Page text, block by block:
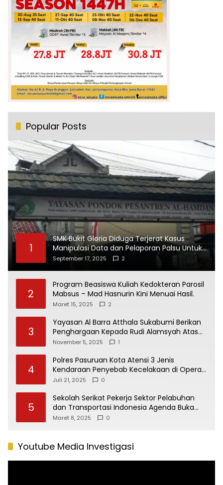
Popular Posts
1
SMK Bukit Gloria Diduga Terjerat Kasus
Manipulasi Data dan Pelaporan Palsu Untuk
Mendapatkan Dana Bos
September 17, 2025 2
2
Program Beasiswa Kuliah Kedokteran Parosil
Mabsus – Mad Hasnurin Kini Menuai Hasil.
Maret 15, 2025 2
3
Yayasan Al Barra Atthala Sukabumi Berikan
Penghargaan Kepada Rudi Alamsyah Atas
Kontribusi Sosial dan Kemasyarakatan
November 5, 2025 1
4
Polres Pasuruan Kota Atensi 3 Jenis
Kendaraan Penyebab Kecelakaan di Operasi
Patuh Semeru 2025
Juli 21, 2025 0
5
Sekolah Serikat Pekerja Sektor Pelabuhan
dan Transportasi Indonesia Agenda Buka
Puasa Bersama
Maret 8, 2025 0
Youtube Media Investigasi